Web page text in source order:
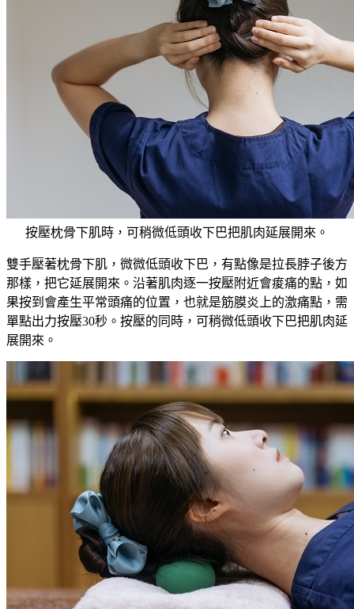
按壓枕骨下肌時，可稍微低頭收下巴把肌肉延展開來。
雙手壓著枕骨下肌，微微低頭收下巴，有點像是拉長脖子後方
那樣，把它延展開來。沿著肌肉逐一按壓附近會痠痛的點，如
果按到會產生平常頭痛的位置，也就是筋膜炎上的激痛點，需
單點出力按壓30秒。按壓的同時，可稍微低頭收下巴把肌肉延
展開來。